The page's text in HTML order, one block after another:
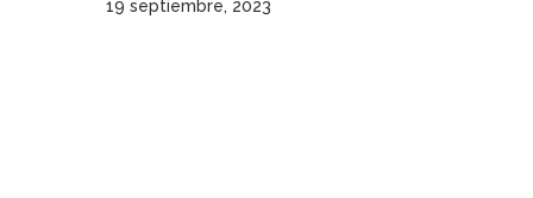
19 septiembre, 2023